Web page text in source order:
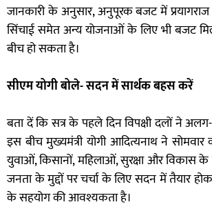
जानकारी के अनुसार, अनुपूरक बजट में प्रयागराज
सिंचाई समेत अन्य योजनाओं के लिए भी बजट
बीच हो सकता है।
सीएम योगी बोले- सदन में सार्थक बहस करें
बता दें कि सत्र के पहले दिन विपक्षी दलों ने
इस बीच मुख्यमंत्री योगी आदित्यनाथ ने
युवाओं, किसानों, महिलाओं, सुरक्षा और विकास के
जनता के मुद्दों पर चर्चा के लिए सदन में तैयार
के सहयोग की आवश्यकता है।